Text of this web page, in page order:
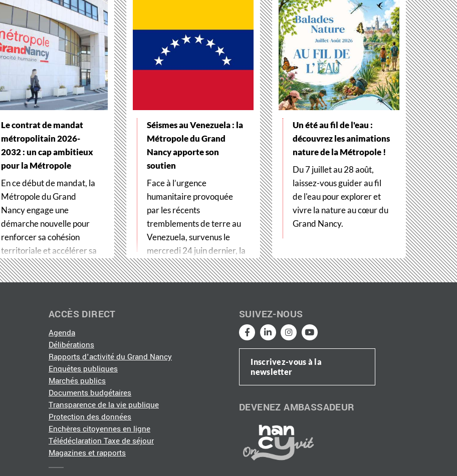
Le contrat de mandat
métropolitain 2026-
2032 : un cap ambitieux
pour la Métropole
En ce début de mandat, la
Métropole du Grand
Nancy engage une
démarche nouvelle pour
renforcer sa cohésion
territoriale et accélérer sa
transformation…
Séismes au Venezuela : la
Métropole du Grand
Nancy apporte son
soutien
Face à l’urgence
humanitaire provoquée
par les récents
tremblements de terre au
Venezuela, survenus le
mercredi 24 juin dernier, la
Métropole du Grand…
Un été au fil de l'eau :
découvrez les animations
nature de la Métropole !
Du 7 juillet au 28 août,
laissez-vous guider au fil
de l'eau pour explorer et
vivre la nature au cœur du
Grand Nancy.
ACCÈS DIRECT
Agenda
Délibérations
Rapports d'activité du Grand Nancy
Enquêtes publiques
Marchés publics
Documents budgétaires
Transparence de la vie publique
Protection des données
Enchères citoyennes en ligne
Télédéclaration Taxe de séjour
Magazines et rapports
SUIVEZ-NOUS
Inscrivez-vous à la
newsletter
DEVENEZ AMBASSADEUR